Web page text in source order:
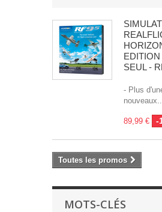
SEUL -
- Plus
89,99 € -
Toutes les promos
MOTS-CLÉS